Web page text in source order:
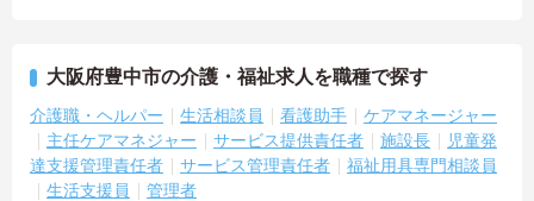
大阪府豊中市の介護・福祉求人を職種で探す
介護職・ヘルパー 生活相談員 看護助手
ケアマネージャー
主任ケアマネジャー
サービス提供責任者 施設長
児童発
達支援管理責任者
サービス管理責任者
福祉用具専門相談員
生活支援員
管理者